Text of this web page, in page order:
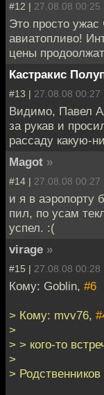
#12 | 27.08.08 00:25
Это просто ужас
авиатопливо!
цены
Кастракис
#13 | 27.08.08 00:27
Видимо, Павел
за рукав и
рассаду какую-
Magot »
#14 | 27.08.08 00:27
и я в аэропорту
пил, по усам
успел. :(
virage »
#15 | 27.08.08 00:28
Кому: Goblin, #6
> Кому: mvv76,
>
> > кого-то
>
>